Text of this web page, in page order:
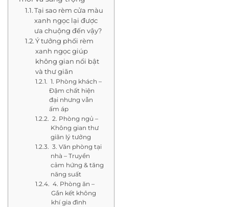
Tại sao rèm cửa màu
xanh ngọc lại được
ưa chuộng đến vậy?
Ý tưởng phối rèm
xanh ngọc giúp
không gian nổi bật
và thư giãn
1. Phòng khách –
Đậm chất hiện
đại nhưng vẫn
ấm áp
2. Phòng ngủ –
Không gian thư
giãn lý tưởng
3. Văn phòng tại
nhà – Truyền
cảm hứng & tăng
năng suất
4. Phòng ăn –
Gắn kết không
khí gia đình